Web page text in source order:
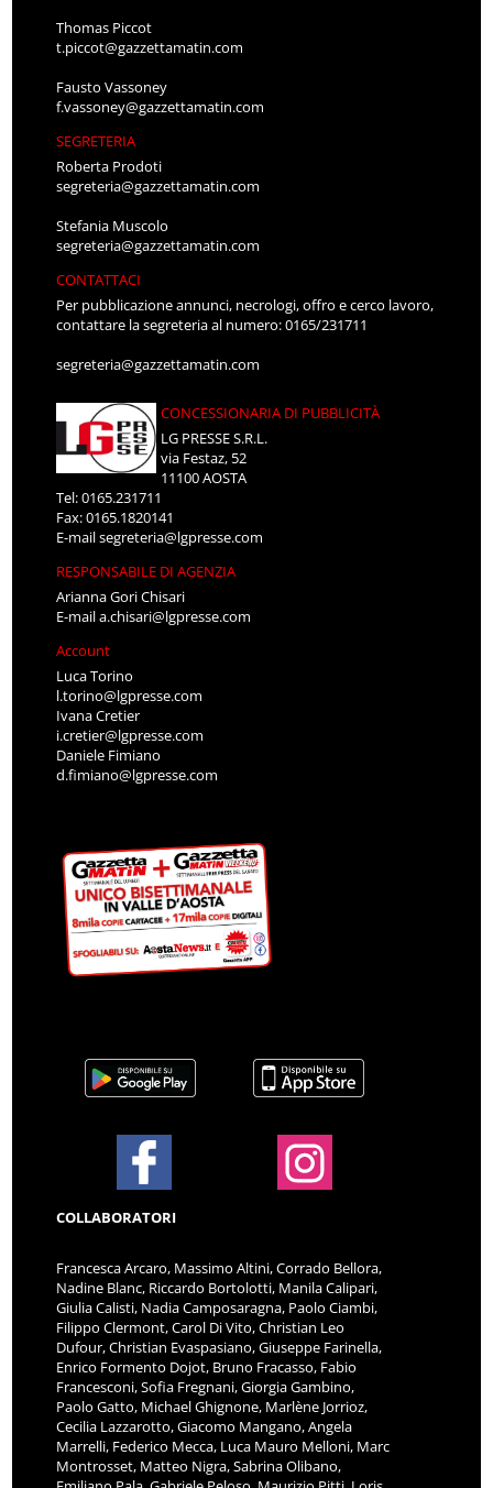
Thomas Piccot
t.piccot@gazzettamatin.com
Fausto Vassoney
f.vassoney@gazzettamatin.com
SEGRETERIA
Roberta Prodoti
segreteria@gazzettamatin.com
Stefania Muscolo
segreteria@gazzettamatin.com
CONTATTACI
Per pubblicazione annunci, necrologi, offro e cerco lavoro,
contattare la segreteria al numero: 0165/231711
segreteria@gazzettamatin.com
CONCESSIONARIA DI PUBBLICITÀ
LG PRESSE S.R.L.
via Festaz, 52
11100 AOSTA
Tel: 0165.231711
Fax: 0165.1820141
E-mailsegreteria@lgpresse.com
RESPONSABILE DI AGENZIA
Arianna Gori Chisari
E-maila.chisari@lgpresse.com
Account
Luca Torino
l.torino@lgpresse.com
Ivana Cretier
i.cretier@lgpresse.com
Daniele Fimiano
d.fimiano@lgpresse.com
COLLABORATORI
Francesca Arcaro, Massimo Altini, Corrado Bellora,
Nadine Blanc, Riccardo Bortolotti, Manila Calipari,
Giulia Calisti, Nadia Camposaragna, Paolo Ciambi,
Filippo Clermont, Carol Di Vito, Christian Leo
Dufour, Christian Evaspasiano, Giuseppe Farinella,
Enrico Formento Dojot, Bruno Fracasso, Fabio
Francesconi, Sofia Fregnani, Giorgia Gambino,
Paolo Gatto, Michael Ghignone, Marlène Jorrioz,
Cecilia Lazzarotto, Giacomo Mangano, Angela
Marrelli, Federico Mecca, Luca Mauro Melloni, Marc
Montrosset, Matteo Nigra, Sabrina Olibano,